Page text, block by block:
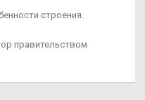
строения.
правительством